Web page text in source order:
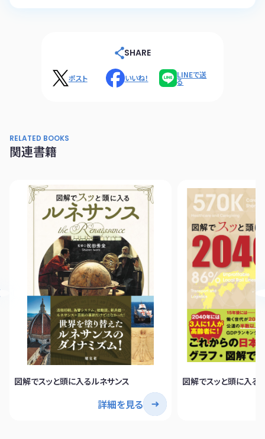
SHARE
ポスト いいね！ LINEで送
る
RELATED BOOKS
関連書籍
図解でスッと頭に入るルネサンス
詳細を見る
図解でスッと頭に入る